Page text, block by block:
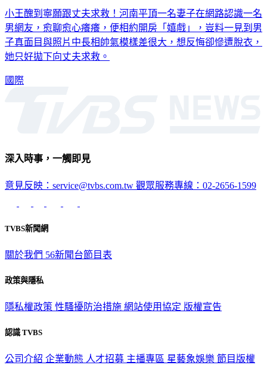
小王醜到寧願跟丈夫求救！河南平頂一名妻子在網路認識一名
男網友，愈聊愈心癢癢，便相約開房「嬉戲」，豈料一見到男
子真面目與照片中長相帥氣模樣差很大，想反悔卻慘遭脫衣，
她只好拋下向丈夫求救。
國際
深入時事，一觸即見
意見反映：service@tvbs.com.tw 觀眾服務專線：02-2656-1599
TVBS新聞網
關於我們 56新聞台節目表
政策與隱私
隱私權政策 性騷擾防治措施 網站使用協定 版權宣告
認識 TVBS
公司介紹 企業動態 人才招募 主播專區 星藝象娛樂 節目版權